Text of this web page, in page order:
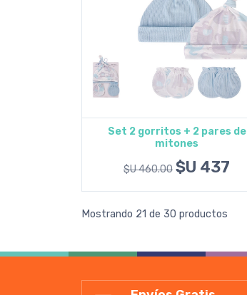
Agregar al carrito
Set 2 gorritos + 2 pares de
mitones
$U 460.00 $U 437
Mostrando 21 de 30 productos